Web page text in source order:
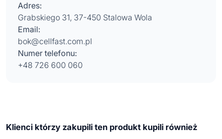
Adres:
Grabskiego 31, 37-450 Stalowa Wola
Email:
bok@cellfast.com.pl
Numer telefonu:
+48 726 600 060
Klienci którzy zakupili ten produkt kupili również